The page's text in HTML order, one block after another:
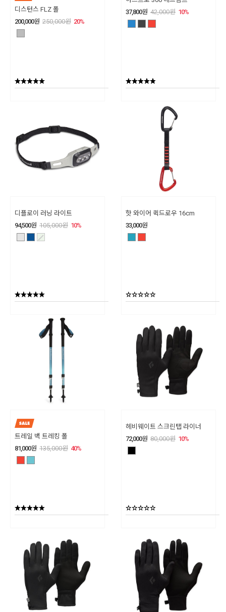
디스턴스 FLZ 폴
200,000원 250,000원 20%
37,800원 42,000원 10%
디플로이 러닝 라이트
94,500원 105,000원 10%
핫 와이어 퀵드로우 16cm
33,000원
트레일 백 트레킹 폴
81,000원 135,000원 40%
헤비웨이트 스크린탭 라이너
72,000원 80,000원 10%